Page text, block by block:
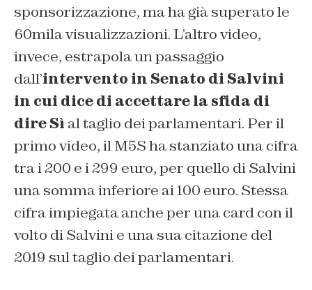
sponsorizzazione, ma ha già superato le
60mila visualizzazioni. L’altro video,
invece, estrapola un passaggio
dall’intervento in Senato di Salvini
in cui dice di accettare la sfida di
dire Sì al taglio dei parlamentari. Per il
primo video, il M5S ha stanziato una cifra
tra i 200 e i 299 euro, per quello di Salvini
una somma inferiore ai 100 euro. Stessa
cifra impiegata anche per una card con il
volto di Salvini e una sua citazione del
2019 sul taglio dei parlamentari.